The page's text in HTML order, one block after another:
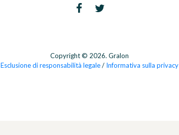
Copyright © 2026. Gralon
Esclusione di responsabilità legale/ Informativa sulla privacy